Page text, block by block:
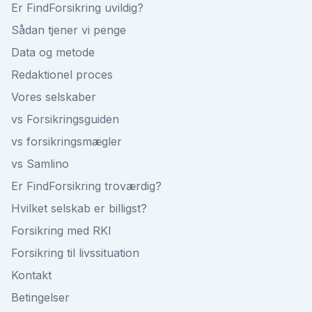
Er FindForsikring uvildig?
Sådan tjener vi penge
Data og metode
Redaktionel proces
Vores selskaber
vs Forsikringsguiden
vs forsikringsmægler
vs Samlino
Er FindForsikring troværdig?
Hvilket selskab er billigst?
Forsikring med RKI
Forsikring til livssituation
Kontakt
Betingelser